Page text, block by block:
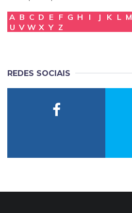
A B C D E F G H I J K L M
U V W X Y Z
REDES SOCIAIS